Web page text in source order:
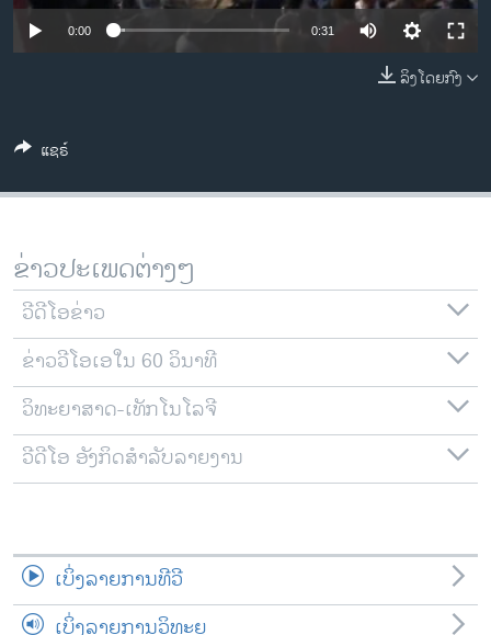
ຊຸມຊົນຊາວລາວ
ວິທະຍາສາດ-ເທັກໂນໂລຈີ
ພາສາອັງກິດ
ລາຍການກະຈາຍສຽງ
ລາຍງານ
ຕິດຕາມພວກເຮົາ ທີ່
ພາສາຕ່າງໆ
0:00 0:31
ລິງໂດຍກົງ
ແຊຣ໌
ຂ່າວປະເພດຕ່າງໆ
ວີດີໂອຂ່າວ
ຂ່າວວີໂອເອໃນ 60 ວິນາທີ
ວິທະຍາສາດ-ເທັກໂນໂລຈີ
ວີດີໂອ ອັງກິດສຳລັບລາຍງານ
ເບິ່ງລາຍການທີວີ
ເບິ່ງລາຍການວິທະຍຸ